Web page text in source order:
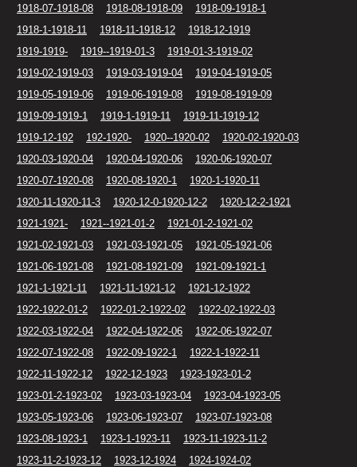
1918-07-1918-08
1918-08-1918-09
1918-09-1918-1
1918-1-1918-11
1918-11-1918-12
1918-12-1919
1919-1919-
1919--1919-01-3
1919-01-3-1919-02
1919-02-1919-03
1919-03-1919-04
1919-04-1919-05
1919-05-1919-06
1919-06-1919-08
1919-08-1919-09
1919-09-1919-1
1919-1-1919-11
1919-11-1919-12
1919-12-192
192-1920- 1920--1920-02
1920-02-1920-03
1920-03-1920-04
1920-04-1920-06
1920-06-1920-07
1920-07-1920-08
1920-08-1920-1
1920-1-1920-11
1920-11-1920-11-3
1920-12-0-1920-12-2
1920-12-2-1921
1921-1921-
1921--1921-01-2
1921-01-2-1921-02
1921-02-1921-03
1921-03-1921-05
1921-05-1921-06
1921-06-1921-08
1921-08-1921-09
1921-09-1921-1
1921-1-1921-11
1921-11-1921-12
1921-12-1922
1922-1922-01-2
1922-01-2-1922-02
1922-02-1922-03
1922-03-1922-04
1922-04-1922-06
1922-06-1922-07
1922-07-1922-08
1922-09-1922-1
1922-1-1922-11
1922-11-1922-12
1922-12-1923
1923-1923-01-2
1923-01-2-1923-02
1923-03-1923-04
1923-04-1923-05
1923-05-1923-06
1923-06-1923-07
1923-07-1923-08
1923-08-1923-1
1923-1-1923-11
1923-11-1923-11-2
1923-11-2-1923-12
1923-12-1924
1924-1924-02